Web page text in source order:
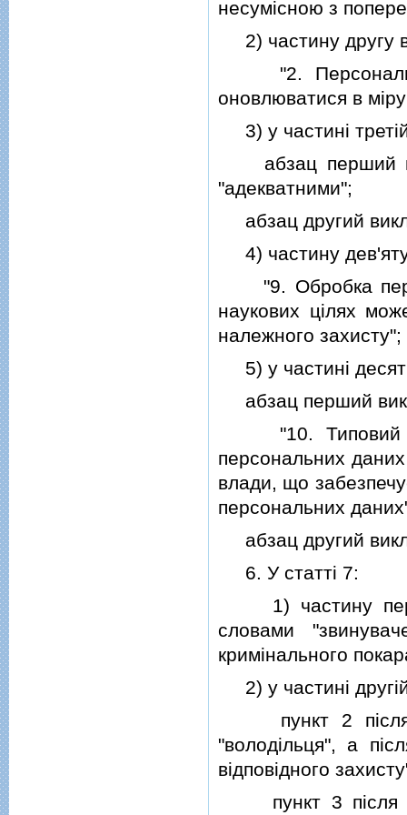
несумiсною з
2) частину другу
"2. Персональнi
оновлюватися в
3) у частинi
абзац перший
"адекватними";
абзац другий
4) частину дев'яту
"9. Обробка
наукових цiлях
належного захисту";
5) у частинi
абзац перший
"10. Типовий
персональних
влади, що
персональних
абзац другий
6. У статтi 7:
1) частину
словами
кримiнального
2) у частинi
пункт 2 пiсля
"володiльця", а
вiдповiдного
пункт 3 пiсля